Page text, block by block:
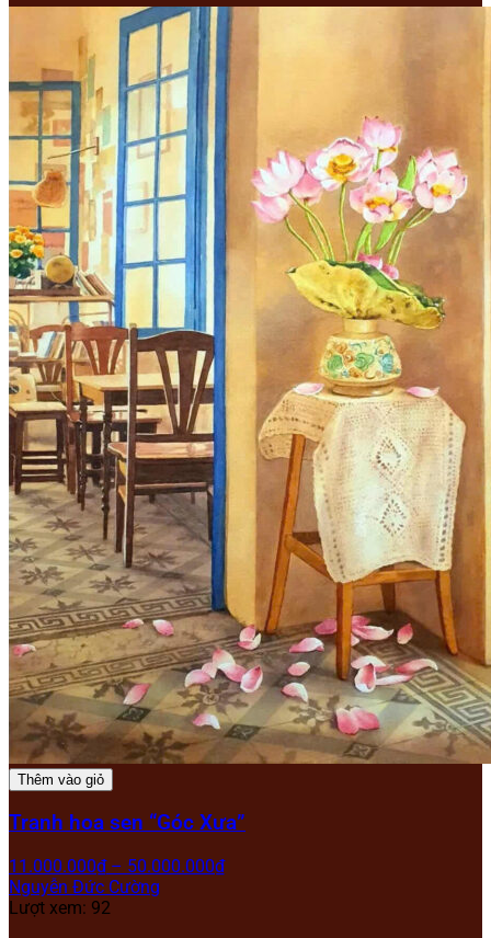
Thêm vào giỏ
Tranh hoa sen “Góc Xưa”
11.000.000₫ – 50.000.000₫
Nguyễn Đức Cường
Lượt xem: 92